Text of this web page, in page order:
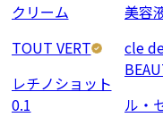
クリーム
TOUT VERT
レチノショット
0.1
美容
cle
ル・